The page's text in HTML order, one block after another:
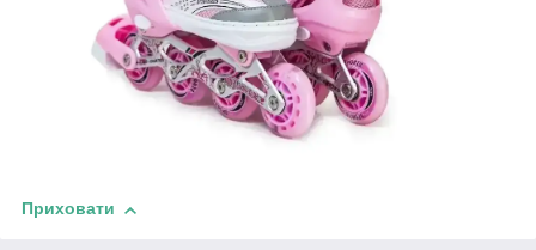
Приховати